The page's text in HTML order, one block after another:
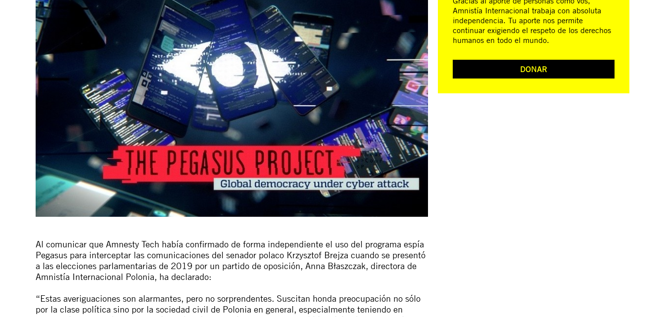
Al comunicar que Amnesty Tech había confirmado de forma independiente el uso del programa espía
Pegasus para interceptar las comunicaciones del senador polaco Krzysztof Brejza cuando se presentó
a las elecciones parlamentarias de 2019 por un partido de oposición, Anna Błaszczak, directora de
Amnistía Internacional Polonia, ha declarado:
“Estas averiguaciones son alarmantes, pero no sorprendentes. Suscitan honda preocupación no sólo
por la clase política sino por la sociedad civil de Polonia en general, especialmente teniendo en
Amnistía Internacional trabaja con absoluta
independencia. Tu aporte nos permite
continuar exigiendo el respeto de los derechos
humanos en todo el mundo.
DONAR